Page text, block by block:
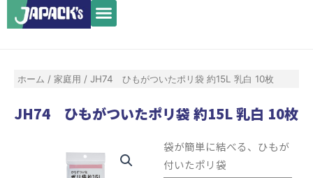
容
メ
ニ
ホーム / 家庭用 / JH74 ひもがついたポリ袋 約15L 乳白 10枚
JH74 ひもがついたポリ袋 約15L 乳白 10枚
袋が簡単に結べる、ひもが
付いたポリ袋